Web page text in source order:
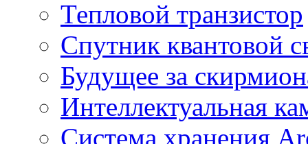
Тепловой транзистор
Спутник квантовой
Будущее за
Интеллектуальная
Система хранения